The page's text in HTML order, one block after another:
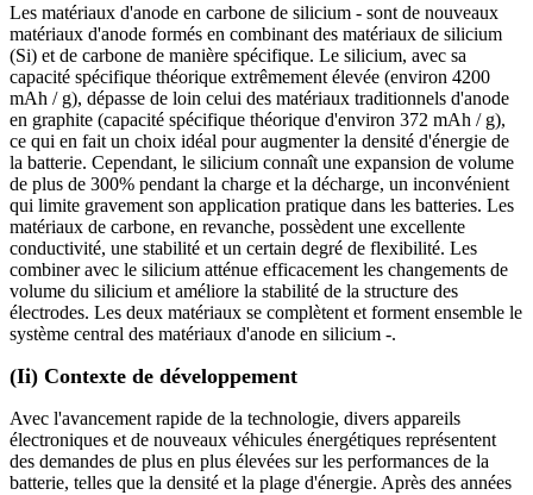
Les matériaux d'anode en carbone de silicium - sont de nouveaux
matériaux d'anode formés en combinant des matériaux de silicium
(Si) et de carbone de manière spécifique. Le silicium, avec sa
capacité spécifique théorique extrêmement élevée (environ 4200
mAh / g), dépasse de loin celui des matériaux traditionnels d'anode
en graphite (capacité spécifique théorique d'environ 372 mAh / g),
ce qui en fait un choix idéal pour augmenter la densité d'énergie de
la batterie. Cependant, le silicium connaît une expansion de volume
de plus de 300% pendant la charge et la décharge, un inconvénient
qui limite gravement son application pratique dans les batteries. Les
matériaux de carbone, en revanche, possèdent une excellente
conductivité, une stabilité et un certain degré de flexibilité. Les
combiner avec le silicium atténue efficacement les changements de
volume du silicium et améliore la stabilité de la structure des
électrodes. Les deux matériaux se complètent et forment ensemble le
système central des matériaux d'anode en silicium -.
(Ii) Contexte de développement
Avec l'avancement rapide de la technologie, divers appareils
électroniques et de nouveaux véhicules énergétiques représentent
des demandes de plus en plus élevées sur les performances de la
batterie, telles que la densité et la plage d'énergie. Après des années